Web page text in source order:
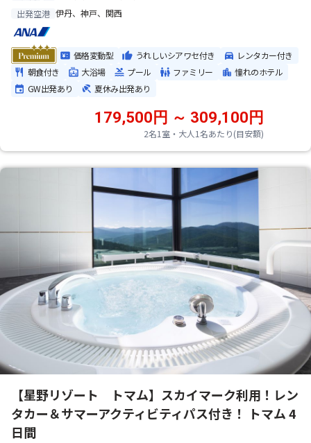
出発空港 伊丹、神戸、関西
価格変動型 うれしいシアワセ付き
レンタカー付き
朝食付き
大浴場 プール ファミリー
憧れのホテル
GW出発あり
夏休み出発あり
2名1室・大人1名あたり(目安額)
179,500円 ～ 309,100円
【星野リゾート トマム】スカイマーク利用！レン
タカー＆サマーアクティビティパス付き！ トマム 4
日間